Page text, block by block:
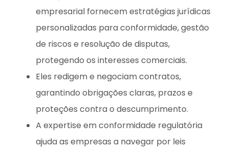
empresarial fornecem estratégias jurídicas
personalizadas para conformidade, gestão
de riscos e resolução de disputas,
protegendo os interesses comerciais.
Eles redigem e negociam contratos,
garantindo obrigações claras, prazos e
proteções contra o descumprimento.
A expertise em conformidade regulatória
ajuda as empresas a navegar por leis